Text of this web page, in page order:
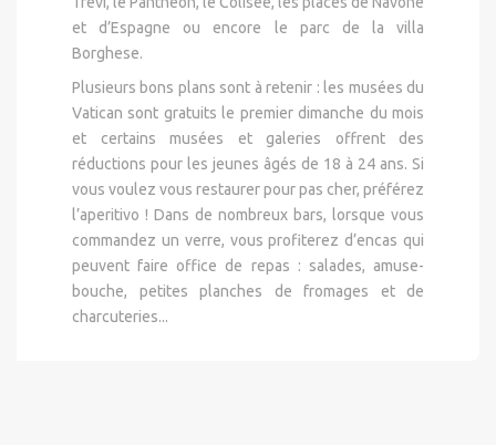
et d’Espagne ou encore le parc de la villa
Borghese.
Plusieurs bons plans sont à retenir : les musées du
Vatican sont gratuits le premier dimanche du mois
et certains musées et galeries offrent des
réductions pour les jeunes âgés de 18 à 24 ans. Si
vous voulez vous restaurer pour pas cher, préférez
l’aperitivo ! Dans de nombreux bars, lorsque vous
commandez un verre, vous profiterez d’encas qui
peuvent faire office de repas : salades, amuse-
bouche, petites planches de fromages et de
charcuteries...